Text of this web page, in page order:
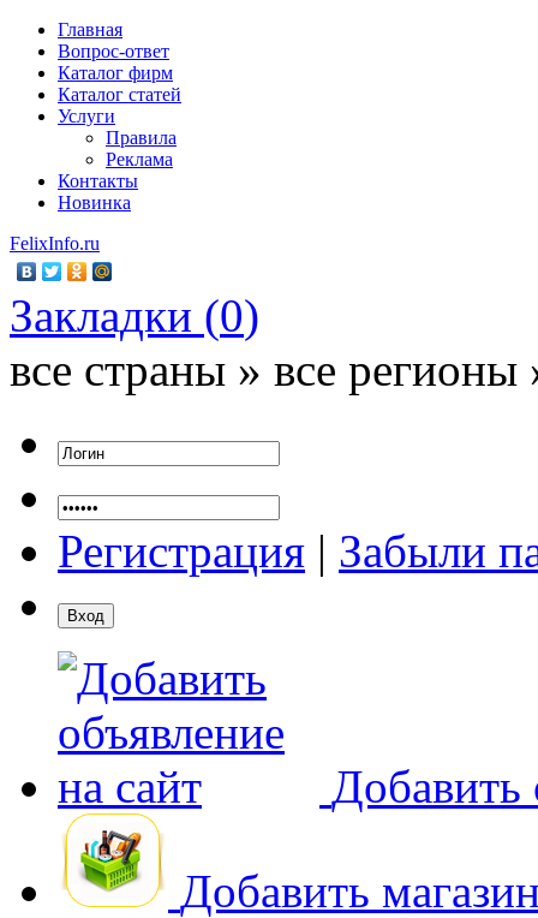
Главная
Вопрос-ответ
Каталог фирм
Каталог статей
Услуги
Правила
Реклама
Контакты
Новинка
FelixInfo.ru
Закладки (0)
все страны » все регионы
Регистрация | Забыли
Добавить
Добавить